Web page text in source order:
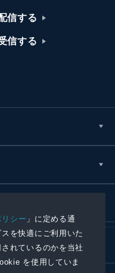
シー 」に定める通
を快適にご利用いた
れているのかを当社
を使用していま
信する
信する